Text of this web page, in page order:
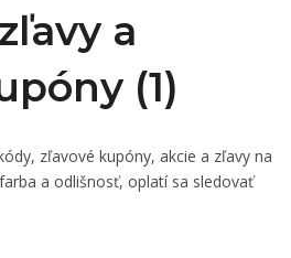
a
(1)
zľavové kupóny, akcie a zľavy na
a odlišnosť, oplatí sa sledovať